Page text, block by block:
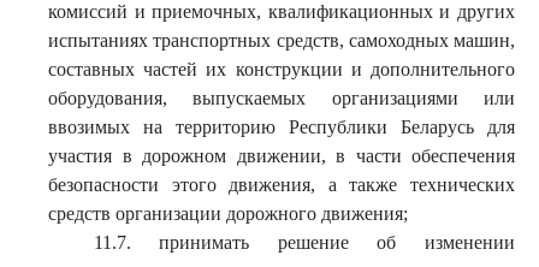
комиссий и приемочных, квалификационных и других
испытаниях транспортных средств, самоходных машин,
составных частей их конструкции и дополнительного
оборудования, выпускаемых организациями или
ввозимых на территорию Республики Беларусь для
участия в дорожном движении, в части обеспечения
безопасности этого движения, а также технических
средств организации дорожного движения;
11.7. принимать решение об изменении